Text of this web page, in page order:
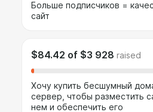
Больше подписчиков =
сайт
$84.42 of $3 928 raised
Хочу купить бесшумный
сервер, чтобы разместить
нем и обеспечить его